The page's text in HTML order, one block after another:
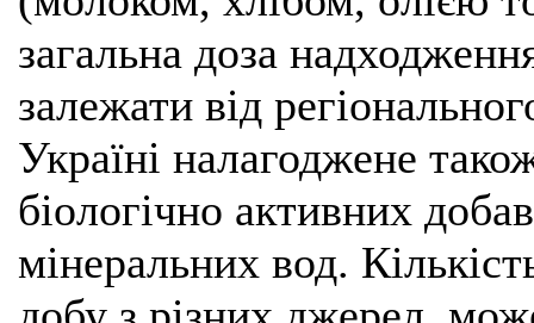
загальна доза
залежати від
Україні налагоджене
біологічно активних
мінеральних вод.